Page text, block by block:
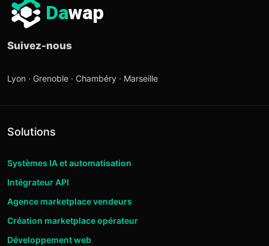
Dawap
Suivez-nous
Lyon · Grenoble · Chambéry · Marseille
Solutions
Systèmes IA et automatisation
Intégrateur API
Agence marketplace vendeurs
Création marketplace opérateur
Développement web